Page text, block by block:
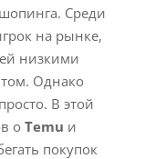
Среди
на рынке,
низкими
Однако
В этой
о Temu и
покупок